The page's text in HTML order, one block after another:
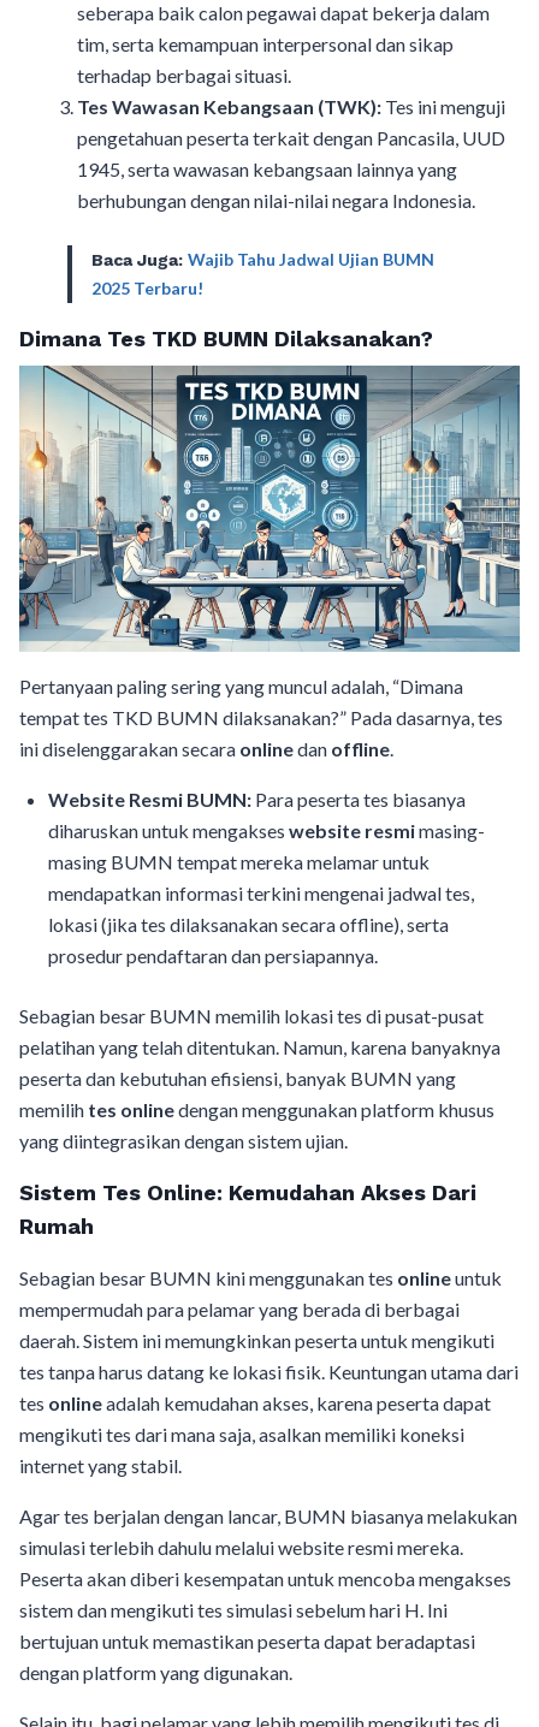
seberapa baik calon pegawai dapat bekerja dalam
tim, serta kemampuan interpersonal dan sikap
terhadap berbagai situasi.
Tes Wawasan Kebangsaan (TWK): Tes ini menguji
pengetahuan peserta terkait dengan Pancasila, UUD
1945, serta wawasan kebangsaan lainnya yang
berhubungan dengan nilai-nilai negara Indonesia.
Baca Juga: Wajib Tahu Jadwal Ujian BUMN
2025 Terbaru!
Dimana Tes TKD BUMN Dilaksanakan?
Pertanyaan paling sering yang muncul adalah, “Dimana
tempat tes TKD BUMN dilaksanakan?” Pada dasarnya, tes
ini diselenggarakan secara onlinedan offline
Website Resmi BUMN: Para peserta tes biasanya
diharuskan untuk mengakses website resmimasing-
masing BUMN tempat mereka melamar untuk
mendapatkan informasi terkini mengenai jadwal tes,
lokasi (jika tes dilaksanakan secara offline), serta
prosedur pendaftaran dan persiapannya.
Sebagian besar BUMN memilih lokasi tes di pusat-pusat
pelatihan yang telah ditentukan. Namun, karena banyaknya
peserta dan kebutuhan efisiensi, banyak BUMN yang
memilih tes onlinedengan menggunakan platform khusus
yang diintegrasikan dengan sistem ujian.
Sistem Tes Online: Kemudahan Akses Dari
Rumah
Sebagian besar BUMN kini menggunakan tes onlineuntuk
mempermudah para pelamar yang berada di berbagai
daerah. Sistem ini memungkinkan peserta untuk mengikuti
tes tanpa harus datang ke lokasi fisik. Keuntungan utama dari
tes onlineadalah kemudahan akses, karena peserta dapat
mengikuti tes dari mana saja, asalkan memiliki koneksi
internet yang stabil.
Agar tes berjalan dengan lancar, BUMN biasanya melakukan
simulasi terlebih dahulu melalui website resmi mereka.
Peserta akan diberi kesempatan untuk mencoba mengakses
sistem dan mengikuti tes simulasi sebelum hari H. Ini
bertujuan untuk memastikan peserta dapat beradaptasi
dengan platform yang digunakan.